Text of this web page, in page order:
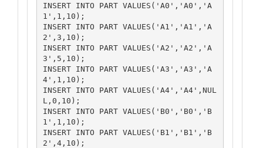
INSERT INTO PART VALUES('A0','A0','A
1',1,10);
INSERT INTO PART VALUES('A1','A1','A
2',3,10);
INSERT INTO PART VALUES('A2','A2','A
3',5,10);
INSERT INTO PART VALUES('A3','A3','A
4',1,10);
INSERT INTO PART VALUES('A4','A4',NUL
L,0,10);
INSERT INTO PART VALUES('B0','B0','B
1',1,10);
INSERT INTO PART VALUES('B1','B1','B
2',4,10);